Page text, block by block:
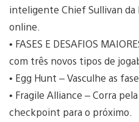
inteligente Chief Sullivan
online.
• FASES E DESAFIOS
com três novos tipos de
• Egg Hunt – Vasculhe as
• Fragile Alliance – Corra
checkpoint para o próximo.